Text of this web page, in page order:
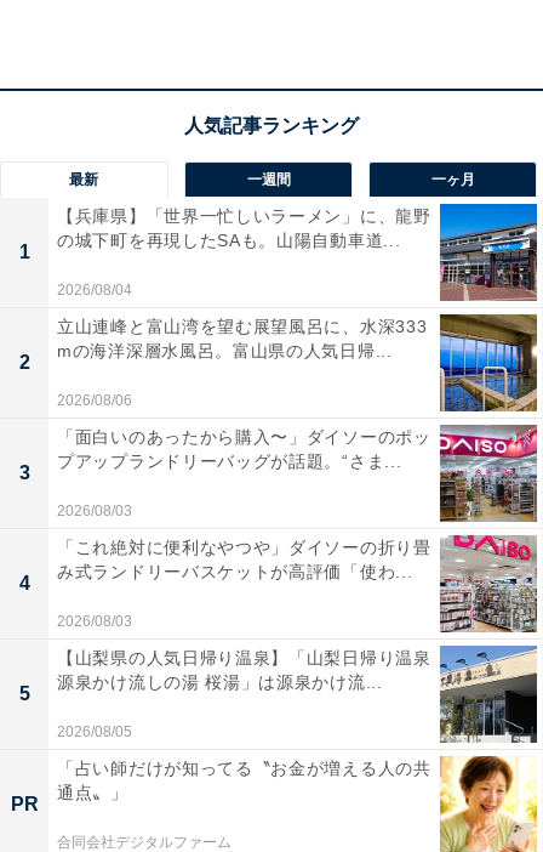
木村拓哉をCMに起用した初代RAV4がブームの先
駆け!?
輸入車勢も続々とSUV市場に参入している。こちらも2代目になる新型プジ
こうした流れを生んだのは国産車では、1994年登場の初
最新 一週間 一ヶ月
1
【兵庫県】「世界一忙しいラーメン」に、龍野
の城下町を再現したSAも。山陽自動車道...
2026/08/04
2
立山連峰と富山湾を望む展望風呂に、水深333
mの海洋深層水風呂。富山県の人気日帰...
2026/08/06
3
「面白いのあったから購入〜」ダイソーのポッ
プアップランドリーバッグが話題。“さま...
2026/08/03
4
「これ絶対に便利なやつや」ダイソーの折り畳
み式ランドリーバスケットが高評価「使わ...
2026/08/03
5
【山梨県の人気日帰り温泉】「山梨日帰り温泉
源泉かけ流しの湯 桜湯」は源泉かけ流...
2026/08/05
PR
「占い師だけが知ってる〝お金が増える人の共
通点〟」
合同会社デジタルファーム